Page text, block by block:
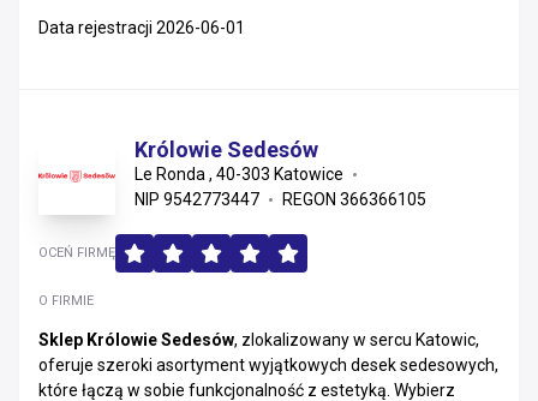
Data rejestracji 2026-06-01
Królowie Sedesów
Le Ronda , 40-303 Katowice
NIP 9542773447
REGON 366366105
O FIRMIE
Sklep Królowie Sedesów, zlokalizowany w sercu Katowic,
oferuje szeroki asortyment wyjątkowych desek sedesowych,
które łączą w sobie funkcjonalność z estetyką. Wybierz
OCEŃ FIRMĘ